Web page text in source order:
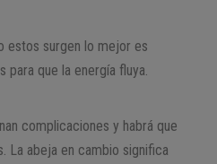
estos surgen lo mejor es
que la energía fluya.
complicaciones y habrá que
La abeja en cambio significa